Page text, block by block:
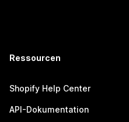
Ressourcen
Shopify Help Center
API-Dokumentation